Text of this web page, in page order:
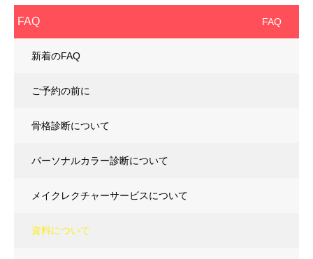
FAQ FAQ
新着のFAQ
ご予約の前に
骨格診断について
パーソナルカラー診断について
メイクレクチャーサービスについて
資料について